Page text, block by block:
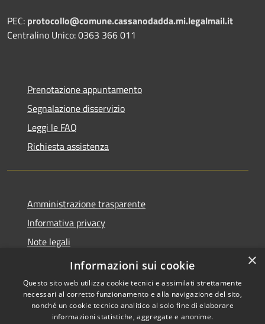
PEC: protocollo@comune.cassanodadda.mi.legalmail.it
Centralino Unico: 0363 366 011
Prenotazione appuntamento
Segnalazione disservizio
Leggi le FAQ
Richiesta assistenza
Amministrazione trasparente
Informativa privacy
Note legali
Dichiarazione di accessibilità
Copyright © 2026 • Comune di
×
Informazioni sui cookie
Questo sito web utilizza cookie tecnici e assimilati strettamente
necessari al corretto funzionamento e alla navigazione del sito,
nonché un cookie tecnico analitico al solo fine di elaborare
informazioni statistiche, aggregate e anonime.